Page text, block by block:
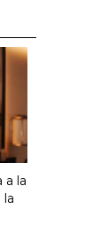
a la
la